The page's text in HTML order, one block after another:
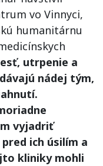
vo Vinnyci,
humanitárnu
utrpenie a
nádej tým,
vyjadriť
ich úsilím a
kliniky mohli